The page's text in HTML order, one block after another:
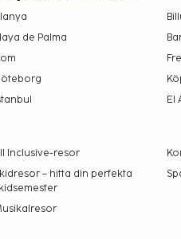
de Palma
El
Inclusive-resor
– hitta din perfekta